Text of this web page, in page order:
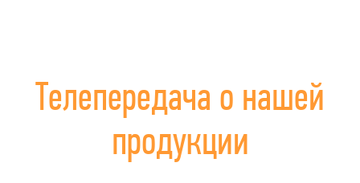
Телепередача о нашей
продукции